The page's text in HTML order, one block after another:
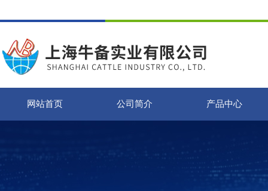
网站首页 公司简介 产品中心